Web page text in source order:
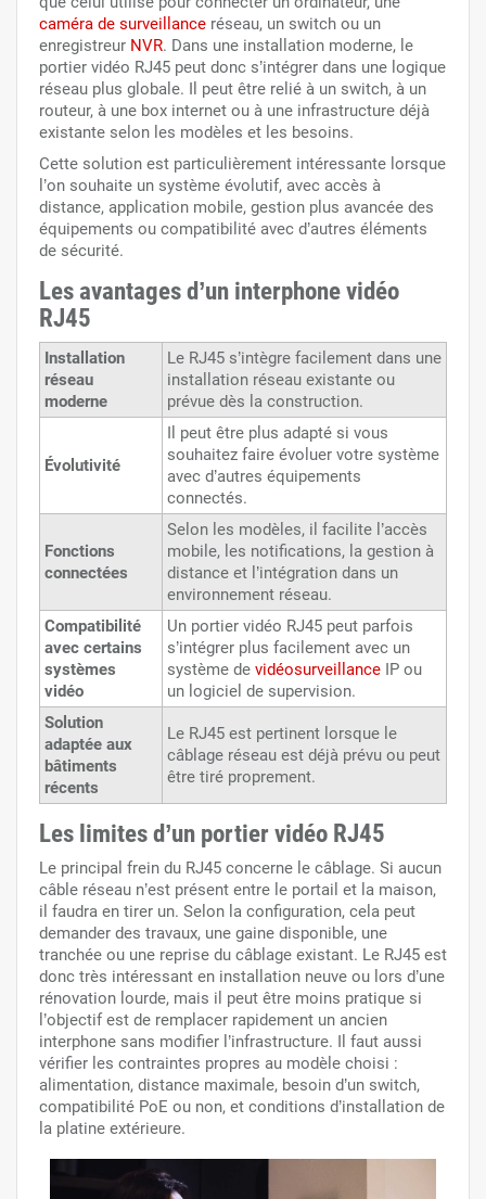
caméra de surveillance réseau, un switch ou un
enregistreur NVR. Dans une installation moderne, le
portier vidéo RJ45 peut donc s’intégrer dans une logique
réseau plus globale. Il peut être relié à un switch, à un
routeur, à une box internet ou à une infrastructure déjà
existante selon les modèles et les besoins.
Cette solution est particulièrement intéressante lorsque
l’on souhaite un système évolutif, avec accès à
distance, application mobile, gestion plus avancée des
équipements ou compatibilité avec d’autres éléments
de sécurité.
Les avantages d’un interphone vidéo
RJ45
Installation
réseau
moderne
Le RJ45 s’intègre facilement dans une
installation réseau existante ou
prévue dès la construction.
Évolutivité
Il peut être plus adapté si vous
souhaitez faire évoluer votre système
avec d’autres équipements
connectés.
Fonctions
connectées
Selon les modèles, il facilite l’accès
mobile, les notifications, la gestion à
distance et l’intégration dans un
environnement réseau.
Compatibilité
avec certains
systèmes
vidéo
Un portier vidéo RJ45 peut parfois
s’intégrer plus facilement avec un
système de vidéosurveillance IP ou
un logiciel de supervision.
Solution
adaptée aux
bâtiments
récents
Le RJ45 est pertinent lorsque le
câblage réseau est déjà prévu ou peut
être tiré proprement.
Les limites d’un portier vidéo RJ45
Le principal frein du RJ45 concerne le câblage. Si aucun
câble réseau n’est présent entre le portail et la maison,
il faudra en tirer un. Selon la configuration, cela peut
demander des travaux, une gaine disponible, une
tranchée ou une reprise du câblage existant. Le RJ45 est
donc très intéressant en installation neuve ou lors d’une
rénovation lourde, mais il peut être moins pratique si
l’objectif est de remplacer rapidement un ancien
interphone sans modifier l’infrastructure. Il faut aussi
vérifier les contraintes propres au modèle choisi :
alimentation, distance maximale, besoin d’un switch,
compatibilité PoE ou non, et conditions d’installation de
la platine extérieure.